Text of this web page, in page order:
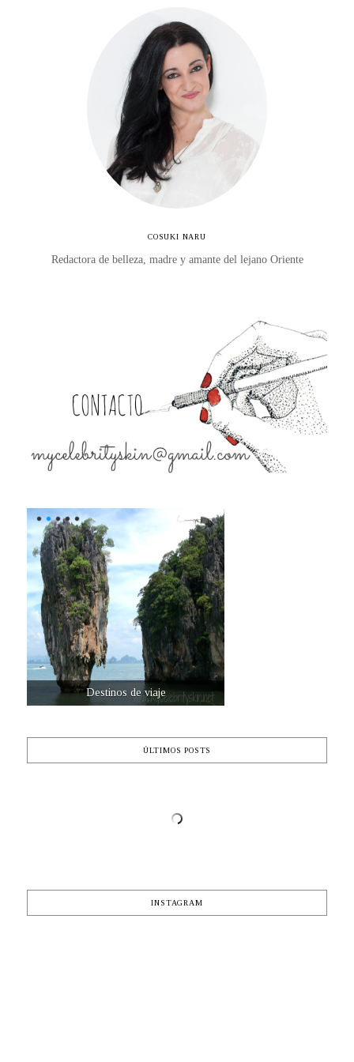
COSUKI NARU
Redactora de belleza, madre y amante del lejano Oriente
Destinos de viaje
ÚLTIMOS POSTS
INSTAGRAM